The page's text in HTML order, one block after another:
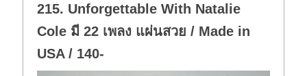
215. Unforgettable With Natalie
Cole มี 22 เพลง แผ่นสวย / Made in
USA / 140-